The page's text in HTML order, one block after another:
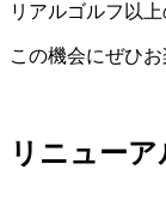
リアルゴルフ以上
この機会にぜひお
リニュー